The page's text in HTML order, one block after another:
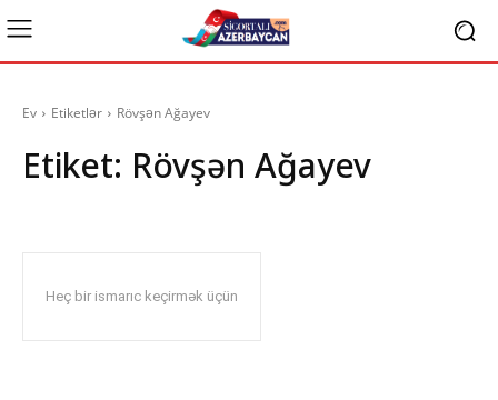
Ev Etiketlər Rövşən Ağayev
Etiket: Rövşən Ağayev
Heç bir ismarıc keçirmək üçün